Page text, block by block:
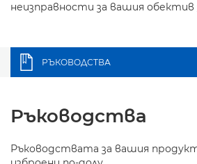
неизправности за вашия
РЪКОВОДСТВА
Ръководства
Ръководствата за вашия